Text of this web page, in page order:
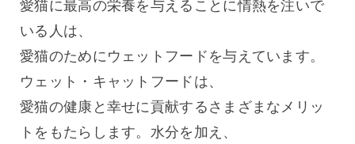
愛猫に最高の栄養を与えることに情熱を注いで
いる人は、
愛猫のためにウェットフードを与えています。
ウェット・キャットフードは、
愛猫の健康と幸せに貢献するさまざまなメリッ
トをもたらします。水分を加え、